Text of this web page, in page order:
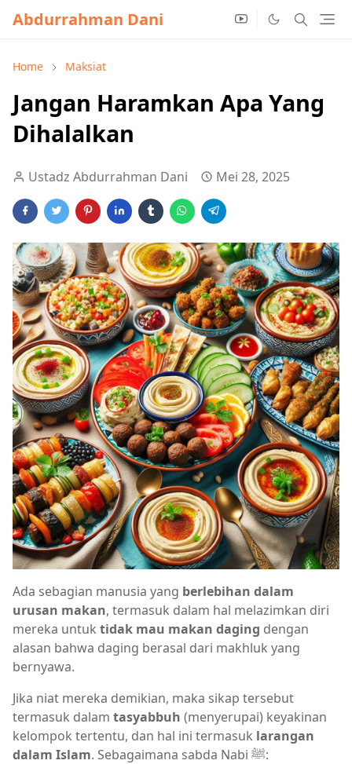
Abdurrahman Dani
Home Maksiat
Jangan Haramkan Apa Yang
Dihalalkan
Ustadz Abdurrahman Dani Mei 28, 2025
Ada sebagian manusia yang berlebihan dalam
urusan makan, termasuk dalam hal melazimkan diri
mereka untuk tidak mau makan daging dengan
alasan bahwa daging berasal dari makhluk yang
bernyawa.
Jika niat mereka demikian, maka sikap tersebut
termasuk dalam tasyabbuh (menyerupai) keyakinan
kelompok tertentu, dan hal ini termasuk larangan
dalam Islam
. Sebagaimana sabda Nabi ﷺ: